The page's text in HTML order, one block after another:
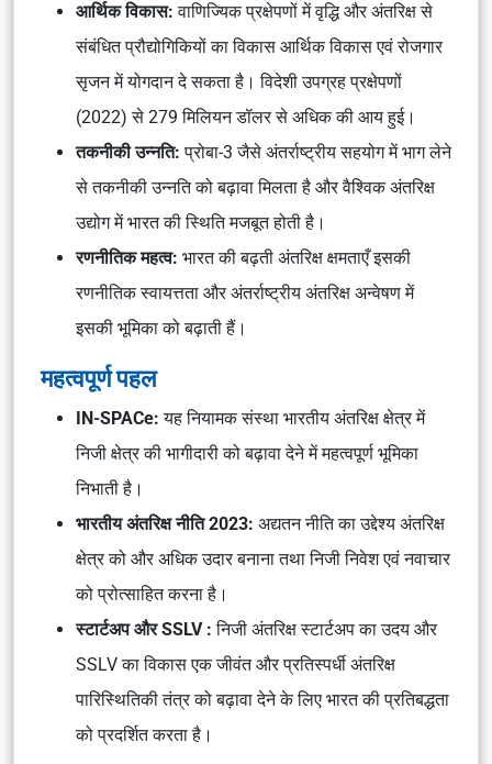
आर्थिक विकास:वाणिज्यिक प्रक्षेपणों में वृद्धि और अंतरिक्ष से
संबंधित प्रौद्योगिकियों का विकास आर्थिक विकास एवं रोजगार
सृजन में योगदान दे सकता है। विदेशी उपग्रह प्रक्षेपणों
(2022) से 279 मिलियन डॉलर से अधिक की आय हुई।
तकनीकी उन्नति:प्रोबा-3 जैसे अंतर्राष्ट्रीय सहयोग में भाग लेने
से तकनीकी उन्नति को बढ़ावा मिलता है और वैश्विक अंतरिक्ष
उद्योग में भारत की स्थिति मजबूत होती है।
रणनीतिक महत्व: भारत की बढ़ती अंतरिक्ष क्षमताएँ इसकी
रणनीतिक स्वायत्तता और अंतर्राष्ट्रीय अंतरिक्ष अन्वेषण में
इसकी भूमिका को बढ़ाती हैं।
महत्वपूर्ण पहल
IN-SPACe: यह नियामक संस्था भारतीय अंतरिक्ष क्षेत्र में
निजी क्षेत्र की भागीदारी को बढ़ावा देने में महत्वपूर्ण भूमिका
निभाती है।
भारतीय अंतरिक्ष नीति 2023: अद्यतन नीति का उद्देश्य अंतरिक्ष
क्षेत्र को और अधिक उदार बनाना तथा निजी निवेश एवं नवाचार
को प्रोत्साहित करना है।
स्टार्टअप और SSLV :निजी अंतरिक्ष स्टार्टअप का उदय और
SSLV का विकास एक जीवंत और प्रतिस्पर्धी अंतरिक्ष
पारिस्थितिकी तंत्र को बढ़ावा देने के लिए भारत की प्रतिबद्धता
को प्रदर्शित करता है।